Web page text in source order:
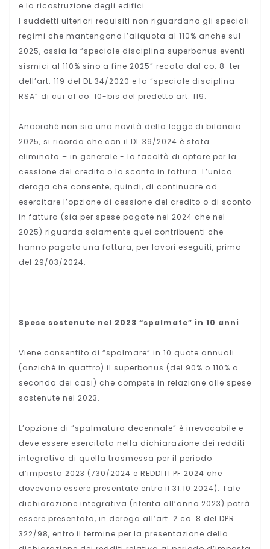
e la ricostruzione degli edifici.
I suddetti ulteriori requisiti non riguardano gli speciali
regimi che mantengono l’aliquota al 110% anche sul
2025, ossia la “speciale disciplina superbonus eventi
sismici al 110% sino a fine 2025” recata dal co. 8-ter
dell’art. 119 del DL 34/2020 e la “speciale disciplina
RSA” di cui al co. 10-bis del predetto art. 119.
Ancorché non sia una novità della legge di bilancio
2025, si ricorda che con il DL 39/2024 è stata
eliminata – in generale - la facoltà di optare per la
cessione del credito o lo sconto in fattura. L’unica
deroga che consente, quindi, di continuare ad
esercitare l’opzione di cessione del credito o di sconto
in fattura (sia per spese pagate nel 2024 che nel
2025) riguarda solamente quei contribuenti che
hanno pagato una fattura, per lavori eseguiti, prima
del 29/03/2024.
Spese sostenute nel 2023 “spalmate” in 10 anni
Viene consentito di “spalmare” in 10 quote annuali
(anziché in quattro) il superbonus (del 90% o 110% a
seconda dei casi) che compete in relazione alle spese
sostenute nel 2023.
L’opzione di “spalmatura decennale” è irrevocabile e
deve essere esercitata nella dichiarazione dei redditi
integrativa di quella trasmessa per il periodo
d’imposta 2023 (730/2024 e REDDITI PF 2024 che
dovevano essere presentate entro il 31.10.2024). Tale
dichiarazione integrativa (riferita all’anno 2023) potrà
essere presentata, in deroga all’art. 2 co. 8 del DPR
322/98, entro il termine per la presentazione della